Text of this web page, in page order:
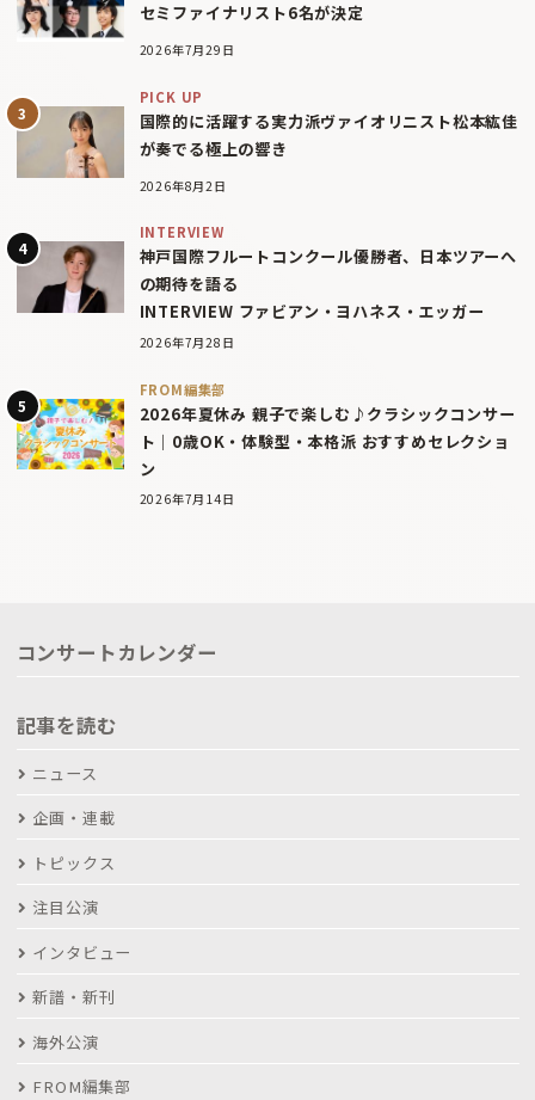
セミファイナリスト6名が決定
2026年7月29日
PICK UP
国際的に活躍する実力派ヴァイオリニスト松本紘佳
が奏でる極上の響き
2026年8月2日
INTERVIEW
神戸国際フルートコンクール優勝者、日本ツアーへ
の期待を語る
INTERVIEW ファビアン・ヨハネス・エッガー
2026年7月28日
FROM編集部
2026年夏休み 親子で楽しむ♪クラシックコンサー
ト｜0歳OK・体験型・本格派 おすすめセレクショ
ン
2026年7月14日
コンサートカレンダー
記事を読む
ニュース
企画・連載
トピックス
注目公演
インタビュー
新譜・新刊
海外公演
FROM編集部